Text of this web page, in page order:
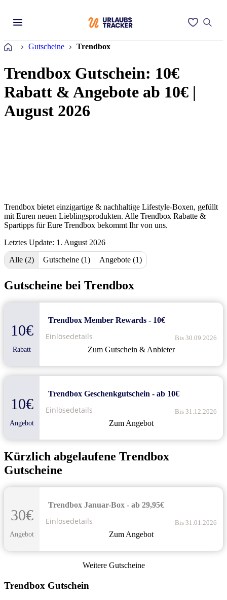
Startseite
Gutscheine Trendbox
Trendbox Gutschein: 10€
Rabatt & Angebote ab 10€ |
August 2026
Trendbox bietet einzigartige & nachhaltige Lifestyle-Boxen, gefüllt
mit Euren neuen Lieblingsprodukten. Alle Trendbox Rabatte &
Spartipps für Eure Trendbox bekommt Ihr von uns.
Letztes Update: 1. August 2026
Alle (2)
Gutscheine (1) Angebote (1)
Gutscheine bei Trendbox
10€
Rabatt
Trendbox Member Rewards - 10€
Zum Gutschein & Anbieter
Bis 30.09.2026
Einlösedetails
10€
Angebot
Trendbox Geschenkgutschein - ab 10€
Zum Angebot
Bis 31.12.2026
Einlösedetails
Kürzlich abgelaufene Trendbox
Gutscheine
30€
Angebot
Trendbox Januar-Box - ab 29,95€
Zum Angebot
Bis 31.01.2026
Einlösedetails
Weitere Gutscheine
Trendbox Gutschein